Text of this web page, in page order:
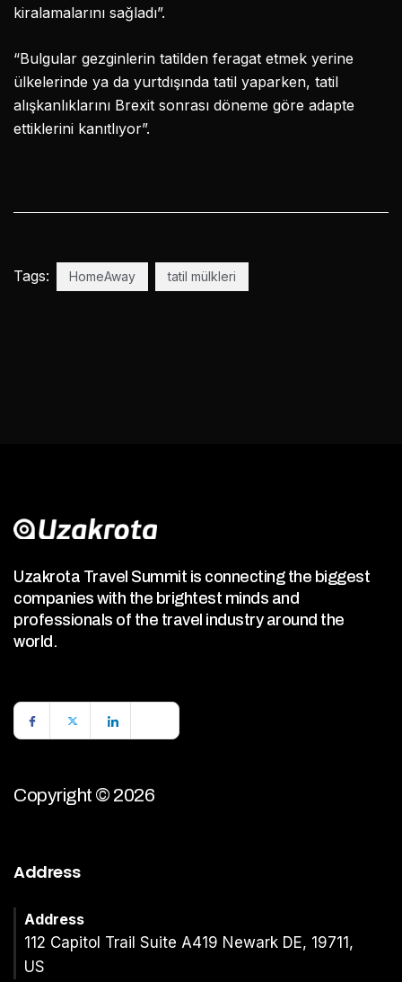
kiralamalarını sağladı”.
“Bulgular gezginlerin tatilden feragat etmek yerine
ülkelerinde ya da yurtdışında tatil yaparken, tatil
alışkanlıklarını Brexit sonrası döneme göre adapte
ettiklerini kanıtlıyor”.
Tags: HomeAway tatil mülkleri
Uzakrota Travel Summit is connecting the biggest
companies with the brightest minds and
professionals of the travel industry around the
world.
Copyright © 2026
Address
Address
112 Capitol Trail Suite A419 Newark DE, 19711,
US